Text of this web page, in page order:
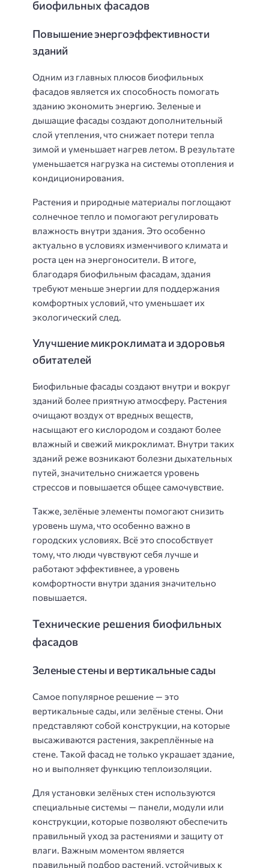
биофильных фасадов
Повышение энергоэффективности
зданий
Одним из главных плюсов биофильных
фасадов является их способность помогать
зданию экономить энергию. Зеленые и
дышащие фасады создают дополнительный
слой утепления, что снижает потери тепла
зимой и уменьшает нагрев летом. В результате
уменьшается нагрузка на системы отопления и
кондиционирования.
Растения и природные материалы поглощают
солнечное тепло и помогают регулировать
влажность внутри здания. Это особенно
актуально в условиях изменчивого климата и
роста цен на энергоносители. В итоге,
благодаря биофильным фасадам, здания
требуют меньше энергии для поддержания
комфортных условий, что уменьшает их
экологический след.
Улучшение микроклимата и здоровья
обитателей
Биофильные фасады создают внутри и вокруг
зданий более приятную атмосферу. Растения
очищают воздух от вредных веществ,
насыщают его кислородом и создают более
влажный и свежий микроклимат. Внутри таких
зданий реже возникают болезни дыхательных
путей, значительно снижается уровень
стрессов и повышается общее самочувствие.
Также, зелёные элементы помогают снизить
уровень шума, что особенно важно в
городских условиях. Всё это способствует
тому, что люди чувствуют себя лучше и
работают эффективнее, а уровень
комфортности внутри здания значительно
повышается.
Технические решения биофильных
фасадов
Зеленые стены и вертикальные сады
Самое популярное решение — это
вертикальные сады, или зелёные стены. Они
представляют собой конструкции, на которые
высаживаются растения, закреплённые на
стене. Такой фасад не только украшает здание,
но и выполняет функцию теплоизоляции.
Для установки зелёных стен используются
специальные системы — панели, модули или
конструкции, которые позволяют обеспечить
правильный уход за растениями и защиту от
влаги. Важным моментом является
правильный подбор растений, устойчивых к